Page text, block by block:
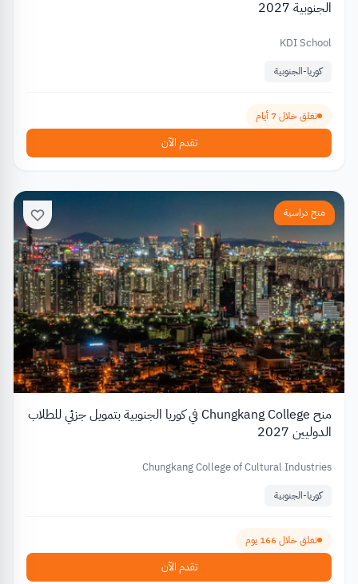
الجنوبية 2027
KDI School
كوريا-الجنوبية
تغلق خلال 7 أيام
تقدم الآن
منح دراسية
منح Chungkang College في كوريا الجنوبية بتمويل جزئي للطلاب
الدوليين 2027
Chungkang College of Cultural Industries
كوريا-الجنوبية
تغلق خلال 166 يوم
تقدم الآن